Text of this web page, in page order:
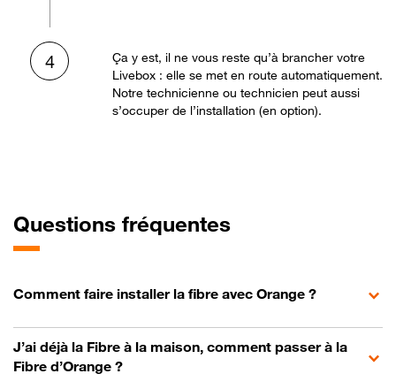
4
Ça y est, il ne vous reste qu’à brancher votre
Livebox : elle se met en route automatiquement.
Notre technicienne ou technicien peut aussi
s’occuper de l’installation (en option).
Questions fréquentes
Comment faire installer la fibre avec Orange ?
J’ai déjà la Fibre à la maison, comment passer à la
Fibre d’Orange ?